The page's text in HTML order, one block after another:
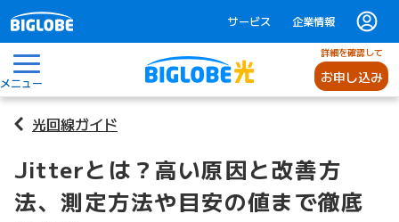
サービス 企業情報
メニュー
詳細を確認して
お申し込み
光回線ガイド
Jitterとは？高い原因と改善方
法、測定方法や目安の値まで徹底